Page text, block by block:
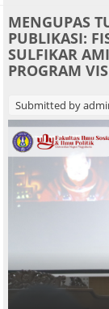
MENGUPAS
PUBLIKASI:
SULFIKAR
PROGRAM
Submitted by